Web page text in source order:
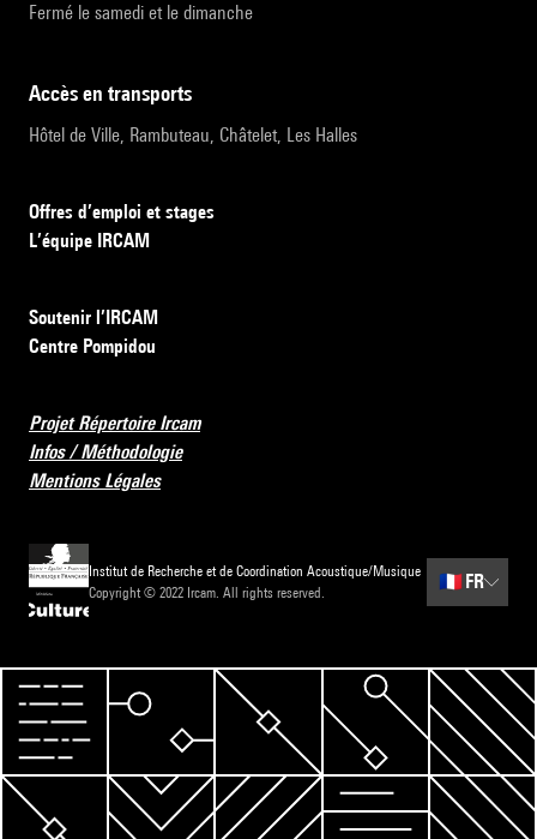
Fermé le samedi et le dimanche
accès en transports
Hôtel de Ville, Rambuteau, Châtelet, Les Halles
Offres d’emploi et stages
L’équipe IRCAM
Soutenir l’IRCAM
Centre Pompidou
Projet Répertoire Ircam
Infos / Méthodologie
Mentions Légales
Institut de Recherche et de Coordination Acoustique/Musique
Copyright © 2022 Ircam. All rights reserved.
🇫🇷 FR